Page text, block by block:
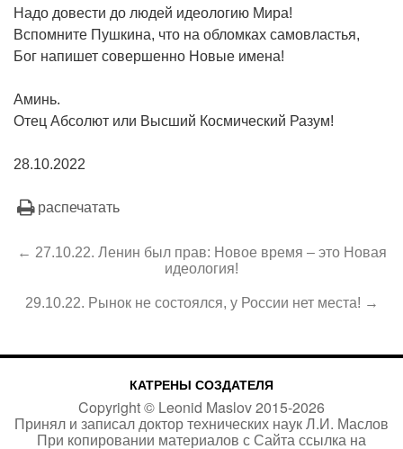
Надо довести до людей идеологию Мира!
Вспомните Пушкина, что на обломках самовластья,
Бог напишет совершенно Новые имена!
Аминь.
Отец Абсолют или Высший Космический Разум!
28.10.2022
распечатать
← 27.10.22. Ленин был прав: Новое время – это Новая
идеология!
29.10.22. Рынок не состоялся, у России нет места! →
КАТРЕНЫ СОЗДАТЕЛЯ
Copyright © Leonid Maslov2015-2026
Принял и записал доктор технических наук Л.И. Маслов
При копировании материалов с Сайтассылка на